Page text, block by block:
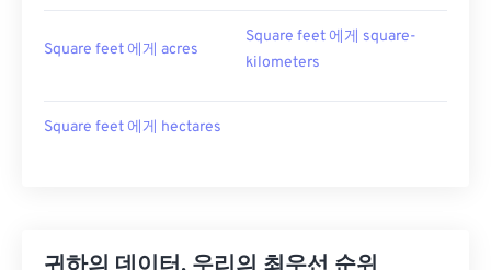
Square feet 에게 acres
Square feet 에게 square-
kilometers
Square feet 에게 hectares